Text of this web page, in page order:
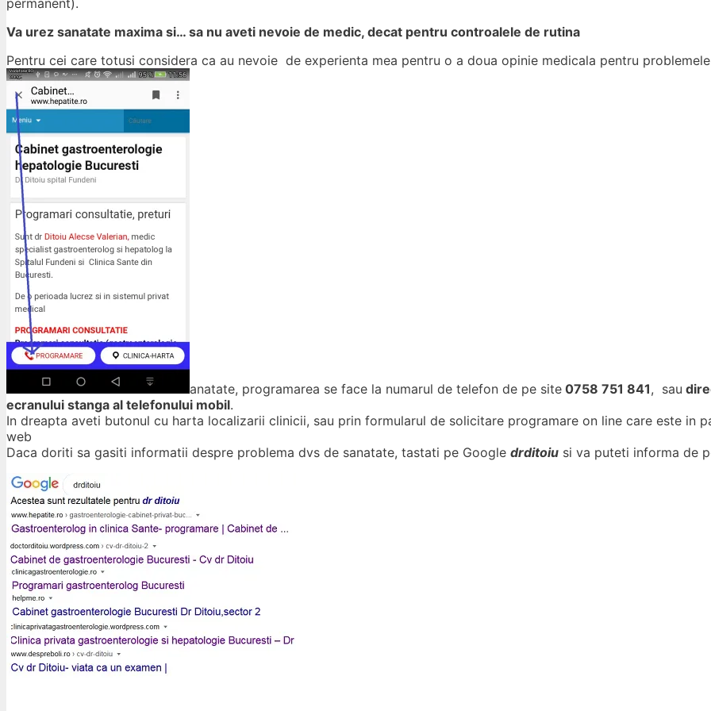
Va urez sanatate maxima si… sa nu aveti nevoie de medic, decat pentru controalele de rutina
Pentru cei care totusi considera ca au nevoie de experienta mea pentru o a doua opinie medicala pentru
anatate, programarea se face la numarul de telefon de pe site 0758 751 841, sau
ecranului stanga al telefonului mobil.
In dreapta aveti butonul cu harta localizarii clinicii, sau prin formularul de solicitare programare on line care este in
web
Daca doriti sa gasiti informatii despre problema dvs de sanatate, tastati pe Google drditoiu si va puteti informa de